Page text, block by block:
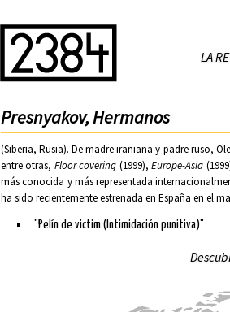
LA
Presnyakov, Hermanos
(Siberia, Rusia). De madre iraniana y padre ruso,
entre otras, Floor covering (1999),Europe-Asia
más conocida y más representada
ha sido recientemente estrenada en España en el
"Pelín de victim (Intimidación punitiva)"